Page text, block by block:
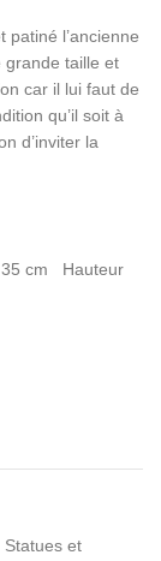
patiné l’ancienne
grande taille et
car il lui faut de
qu’il soit à
d’inviter la
cm Hauteur
Statues et